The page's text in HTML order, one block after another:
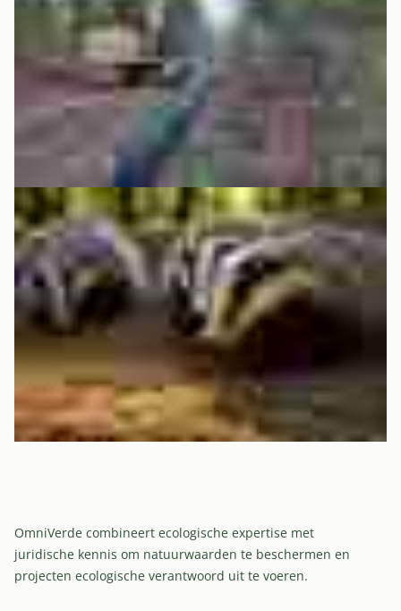
OmniVerde combineert ecologische expertise met
juridische kennis om natuurwaarden te beschermen en
projecten ecologische verantwoord uit te voeren.